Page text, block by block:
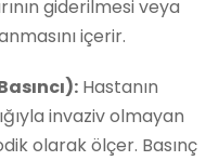
giderilmesi veya
içerir.
Hastanın
invaziv olmayan
olarak ölçer. Basınç